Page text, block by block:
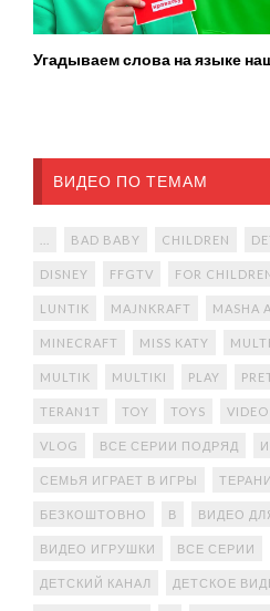
Угадываем слова на языке
ВИДЕО ПО ТЕМАМ
BAD BABY CHILDREN
DISNEY FFGTV FOR
LUNTIK MAJNKRAFT MASHA
MINECRAFT MISS KATY
MULTIK MULTIKI PLAY
TERAN1T TOY TOYS VIDEO
VLOG ВСЕ СЕРИИ ПОДРЯД
СЕМЬЯ ИГРАЕТ В ИГРЫ
БЕЗКОШТОВНО В ВИДЕО
ВИДЕО ИГРУШКИ ВСЕ СЕРИИ
ДЕТСКИЙ КАНАЛ ДЕТСКОЕ